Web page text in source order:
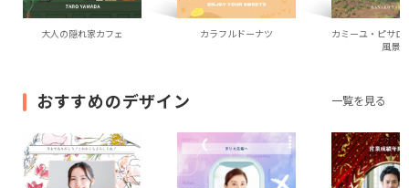
大人の隠れ家カフェ カラフルドーナツ
カミーユ・ピサロ
風景
おすすめのデザイン 一覧を見る